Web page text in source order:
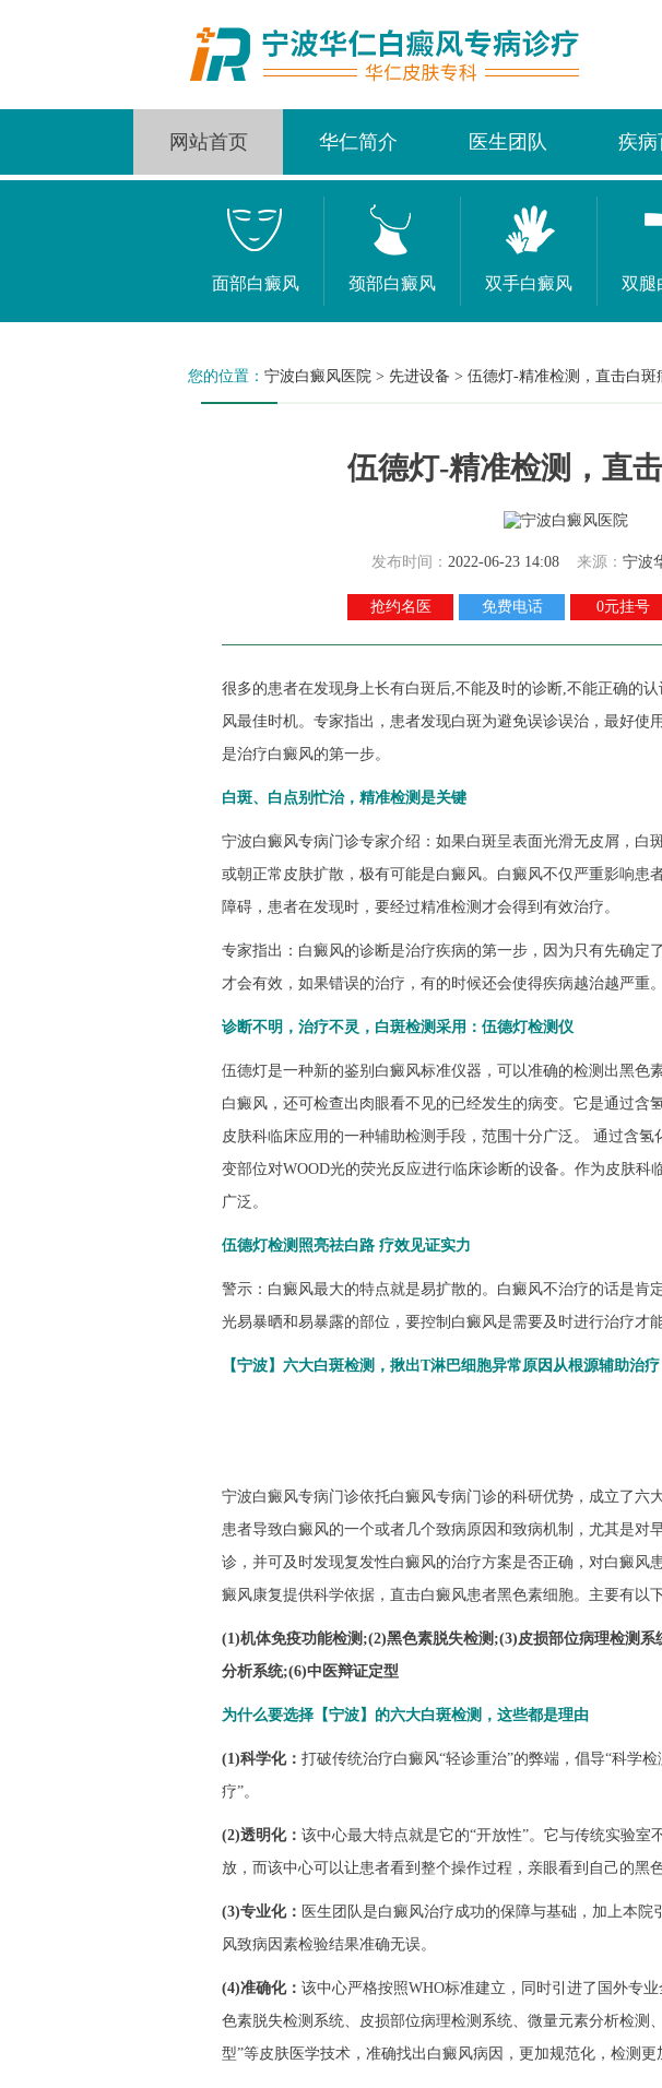
网站首页 华仁简介 医生团队 疾病
面部白癜风 颈部白癜风 双手白癜风 双腿
您的位置： 宁波白癜风医院 > 先进设备 > 伍德灯-精准检测，直击白斑
伍德灯-精准检测，直
发布时间： 2022-06-23 14:08 来源： 宁波
抢约名医 免费电话 0元挂号
很多的患者在发现身上长有白斑后,不能及时的诊断,不能正确的
风最佳时机。专家指出，患者发现白斑为避免误诊误治，最好使
是治疗白癜风的第一步。
白斑、白点别忙治，精准检测是关键
宁波白癜风专病门诊专家介绍：如果白斑呈表面光滑无皮屑，白
或朝正常皮肤扩散，极有可能是白癜风。白癜风不仅严重影响患
障碍，患者在发现时，要经过精准检测才会得到有效治疗。
专家指出：白癜风的诊断是治疗疾病的第一步，因为只有先确定
才会有效，如果错误的治疗，有的时候还会使得疾病越治越严重。
诊断不明，治疗不灵，白斑检测采用：伍德灯检测仪
伍德灯是一种新的鉴别白癜风标准仪器，可以准确的检测出黑色
白癜风，还可检查出肉眼看不见的已经发生的病变。它是通过含
皮肤科临床应用的一种辅助检测手段，范围十分广泛。 通过含
变部位对WOOD光的荧光反应进行临床诊断的设备。作为皮肤科
广泛。
伍德灯检测照亮祛白路 疗效见证实力
警示：白癜风最大的特点就是易扩散的。白癜风不治疗的话是肯
光易暴晒和易暴露的部位，要控制白癜风是需要及时进行治疗才能
【宁波】六大白斑检测，揪出T淋巴细胞异常原因从根源辅助治疗
宁波白癜风专病门诊依托白癜风专病门诊的科研优势，成立了六
患者导致白癜风的一个或者几个致病原因和致病机制，尤其是对
诊，并可及时发现复发性白癜风的治疗方案是否正确，对白癜风
癜风康复提供科学依据，直击白癜风患者黑色素细胞。主要有以
(1)机体免疫功能检测;(2)黑色素脱失检测;(3)皮损部位病理检测
分析系统;(6)中医辩证定型
为什么要选择【宁波】的六大白斑检测，这些都是理由
(1)科学化： 打破传统治疗白癜风“轻诊重治”的弊端，倡导“科学
疗”。
(2)透明化： 该中心最大特点就是它的“开放性”。它与传统实验室
放，而该中心可以让患者看到整个操作过程，亲眼看到自己的黑
(3)专业化： 医生团队是白癜风治疗成功的保障与基础，加上本
风致病因素检验结果准确无误。
(4)准确化： 该中心严格按照WHO标准建立，同时引进了国外专
色素脱失检测系统、皮损部位病理检测系统、微量元素分析检测
型”等皮肤医学技术，准确找出白癜风病因，更加规范化，检测更